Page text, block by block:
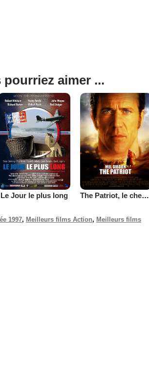
aimer ...
Le Jour le plus long The Patriot, le chemin de la liberté
1997, Meilleurs films Action, Meilleurs films